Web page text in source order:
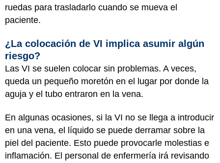
ruedas para trasladarlo cuando se mueva el
paciente.
¿La colocación de VI implica asumir algún
riesgo?
Las VI se suelen colocar sin problemas. A veces,
queda un pequeño moretón en el lugar por donde la
aguja y el tubo entraron en la vena.
En algunas ocasiones, si la VI no se llega a introducir
en una vena, el líquido se puede derramar sobre la
piel del paciente. Esto puede provocarle molestias e
inflamación. El personal de enfermería irá revisando